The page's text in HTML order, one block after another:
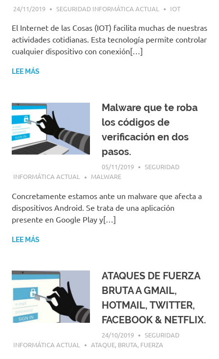
24/11/2019 SEGURIDAD INFORMÁTICA ACTUAL IOT
El Internet de las Cosas (IOT) facilita muchas de nuestras
actividades cotidianas. Esta tecnología permite controlar
cualquier dispositivo con conexión[…]
LEE MÁS
Malware que te roba
los códigos de
verificación en dos
pasos.
05/11/2019
SEGURIDAD
INFORMÁTICA ACTUAL
MALWARE
Concretamente estamos ante un malware que afecta a
dispositivos Android. Se trata de una aplicación
presente en Google Play y[…]
LEE MÁS
ATAQUES DE FUERZA
BRUTA A GMAIL,
HOTMAIL, TWITTER,
FACEBOOK & NETFLIX.
24/10/2019
SEGURIDAD
INFORMÁTICA ACTUAL
ATAQUE, BRUTA, FUERZA